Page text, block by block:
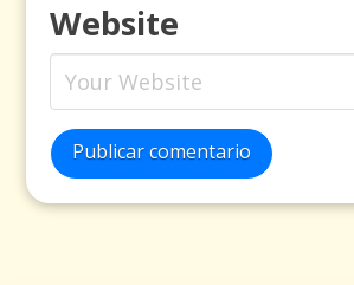
Website
Publicar comentario